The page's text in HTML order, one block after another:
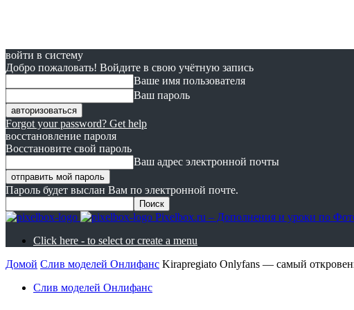
войти в систему
Добро пожаловать! Войдите в свою учётную запись
Ваше имя пользователя
Ваш пароль
Forgot your password? Get help
восстановление пароля
Восстановите свой пароль
Ваш адрес электронной почты
Пароль будет выслан Вам по электронной почте.
Pixelbox.ru – Дополнения и уроки по
Click here - to select or create a menu
Домой Cлив моделей Онлифанс Kirapregiato Onlyfans — самый
Cлив моделей Онлифанс